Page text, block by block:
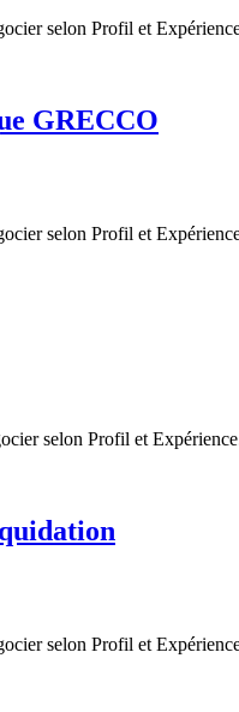
selon Profil et
GRECCO
selon Profil et
selon Profil et
selon Profil et